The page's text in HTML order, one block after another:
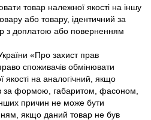
товар належної якості на іншу
або товару, ідентичний за
з доплатою або поверненням
«Про захист прав
споживачів обмінювати
на аналогічний, якщо
за формою, габаритом, фасоном,
причин не може бути
якщо даний товар не був